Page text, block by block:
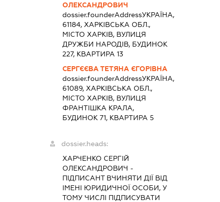
ОЛЕКСАНДРОВИЧ
dossier.founderAddressУКРАЇНА,
61184, ХАРКІВСЬКА ОБЛ.,
МІСТО ХАРКІВ, ВУЛИЦЯ
ДРУЖБИ НАРОДІВ, БУДИНОК
227, КВАРТИРА 13
СЕРГЄЄВА ТЕТЯНА ЄГОРІВНА
dossier.founderAddressУКРАЇНА,
61089, ХАРКІВСЬКА ОБЛ.,
МІСТО ХАРКІВ, ВУЛИЦЯ
ФРАНТІШКА КРАЛА,
БУДИНОК 71, КВАРТИРА 5
dossier.heads:
ХАРЧЕНКО СЕРГІЙ
ОЛЕКСАНДРОВИЧ -
ПІДПИСАНТВЧИНЯТИ ДІЇ ВІД
ІМЕНІ ЮРИДИЧНОЇ ОСОБИ, У
ТОМУ ЧИСЛІ ПІДПИСУВАТИ